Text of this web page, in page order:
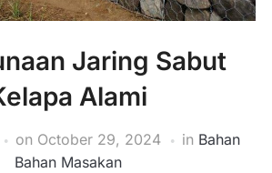
Jaring Sabut
Alami
on October 29, 2024 in Bahan
Bahan Masakan